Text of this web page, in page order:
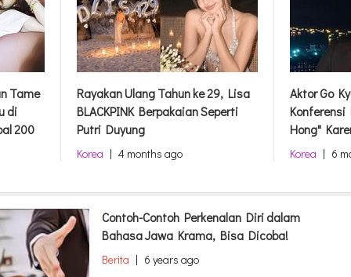
Tame
di
200
Rayakan Ulang Tahun ke 29, Lisa
BLACKPINK Berpakaian Seperti
Putri Duyung
Korea | 4 months ago
Aktor Go
Konferensi
Hong"
Korea | 6
Contoh-Contoh Perkenalan Diri dalam
Bahasa Jawa Krama, Bisa Dicoba!
Berita | 6 years ago